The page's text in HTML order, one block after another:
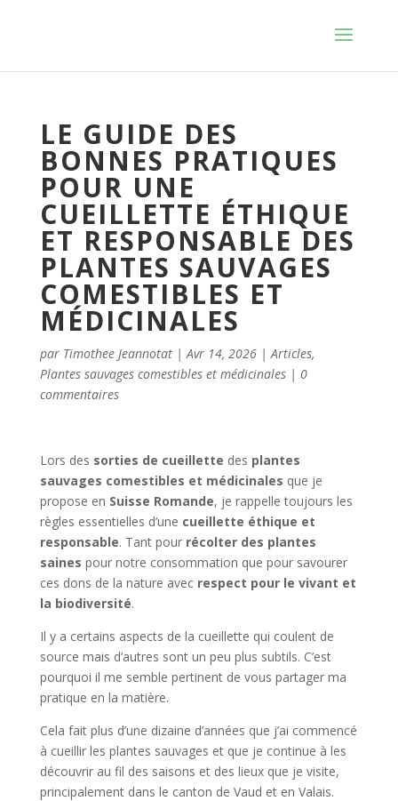
LE GUIDE DES
BONNES PRATIQUES
POUR UNE
CUEILLETTE ÉTHIQUE
ET RESPONSABLE DES
PLANTES SAUVAGES
COMESTIBLES ET
MÉDICINALES
par Timothee Jeannotat|Avr 14, 2026|Articles,
Plantes sauvages comestibles et médicinales| 0
commentaires
Lors des sorties de cueillette des plantes
sauvages comestibles et médicinales que je
propose en Suisse Romande, je rappelle toujours les
règles essentielles d’une cueillette éthique et
responsable. Tant pour récolter des plantes
saines pour notre consommation que pour savourer
ces dons de la nature avec respect pour le vivant et
la biodiversité.
Il y a certains aspects de la cueillette qui coulent de
source mais d’autres sont un peu plus subtils. C’est
pourquoi il me semble pertinent de vous partager ma
pratique en la matière.
Cela fait plus d’une dizaine d’années que j’ai commencé
à cueillir les plantes sauvages et que je continue à les
découvrir au fil des saisons et des lieux que je visite,
principalement dans le canton de Vaud et en Valais.